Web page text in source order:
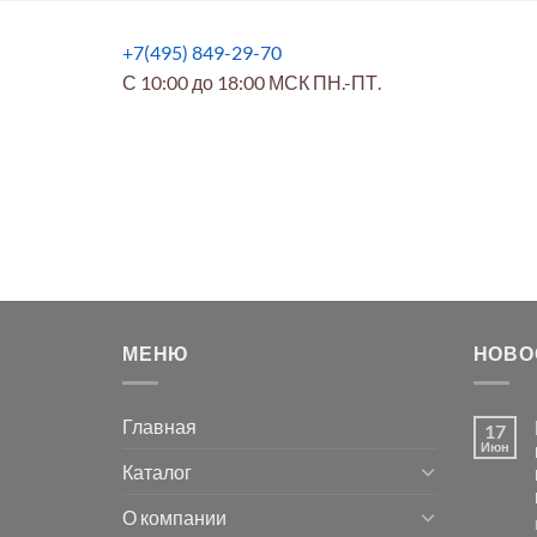
+7(495) 849-29-70
С 10:00 до 18:00 МСК ПН.-ПТ.
МЕНЮ
Главная
Каталог
О компании
17
Июн